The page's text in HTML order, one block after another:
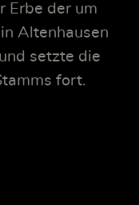
Erbe der um
Altenhausen
setzte die
fort.